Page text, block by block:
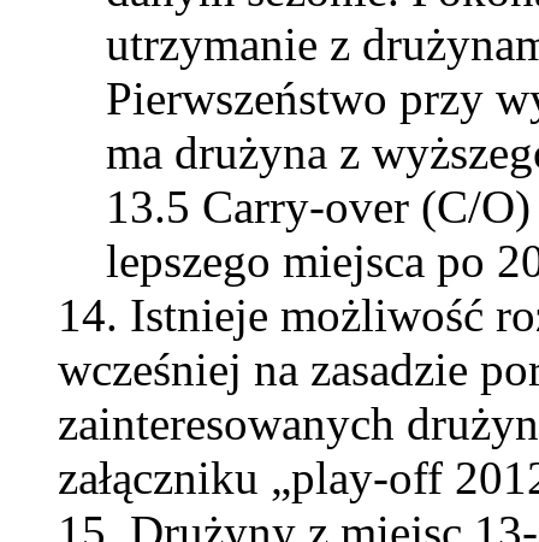
utrzymanie z
Pierwszeństwo przy
ma drużyna z
Carry-over (C/
lepszego miejsca po
Istnieje możliwość
wcześniej na zasadzie
zainteresowanych
załączniku „play-off